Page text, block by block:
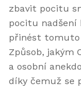
zbavit pocitu
pocitu nadšení
přinést tomuto
Způsob, jakým
a osobní
díky čemuž se